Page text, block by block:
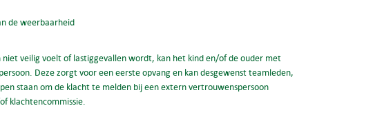
de weerbaarheid
veilig voelt of lastiggevallen wordt, kan het kind en/of de ouder met
Deze zorgt voor een eerste opvang en kan desgewenst teamleden,
staan om de klacht te melden bij een extern vertrouwenspersoon
klachtencommissie.